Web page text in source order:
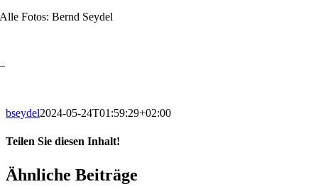
Alle Fotos: Bernd Seydel
–
bseydel2024-05-24T01:59:29+02:00
Teilen Sie diesen Inhalt!
Facebook
X
LinkedIn
E-
Mail
Ähnliche Beiträge